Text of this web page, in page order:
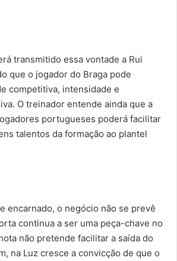
transmitido essa vontade a Rui
que o jogador do Braga pode
competitiva, intensidade e
O treinador entende ainda que a
portugueses poderá facilitar
talentos da formação ao plantel
encarnado, o negócio não se prevê
continua a ser uma peça-chave no
não pretende facilitar a saída do
na Luz cresce a convicção de que o